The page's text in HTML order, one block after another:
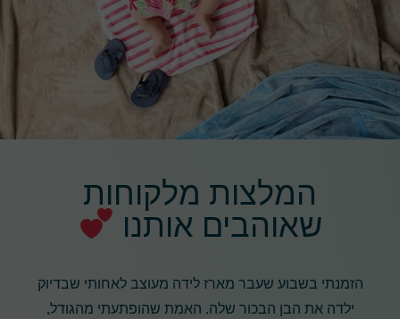
המלצות מלקוחות
שאוהבים אותנו
הזמנתי בשבוע שעבר מארז לידה מעוצב לאחותי שבדיוק
ילדה את הבן הבכור שלה. האמת שהופתעתי מהגודל,